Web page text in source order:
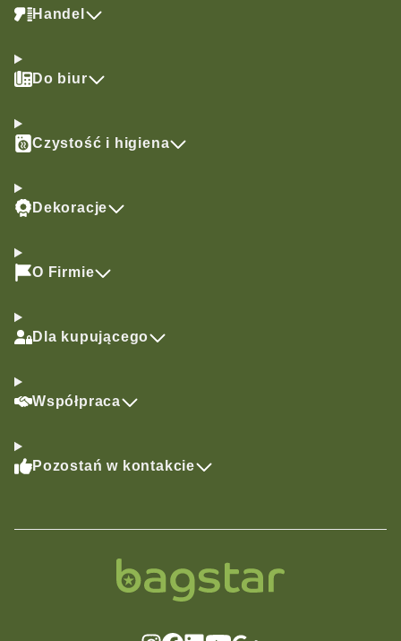
Handel
Do biur
Czystość i higiena
Dekoracje
O Firmie
Dla kupującego
Współpraca
Pozostań w kontakcie